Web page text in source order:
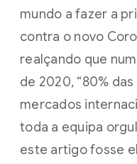
mundo a fazer a
contra o novo
realçando que
de 2020, “80%
mercados
toda a equipa
este artigo fosse